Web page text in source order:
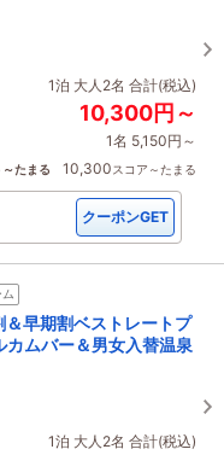
1泊 大人2名 合計(税込)
10,300円～
1名 5,150円～
たまる 10,300スコア～たまる
クーポンGET
＆早期割ベストレートプ
ムバー＆男女入替温泉
1泊 大人2名 合計(税込)